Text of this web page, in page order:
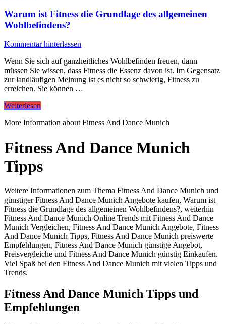
Warum ist Fitness die Grundlage des allgemeinen
Wohlbefindens?
Kommentar hinterlassen
Wenn Sie sich auf ganzheitliches Wohlbefinden freuen, dann
müssen Sie wissen, dass Fitness die Essenz davon ist. Im Gegensatz
zur landläufigen Meinung ist es nicht so schwierig, Fitness zu
erreichen. Sie können …
Weiterlesen
More Information about Fitness And Dance Munich
Fitness And Dance Munich
Tipps
Weitere Informationen zum Thema Fitness And Dance Munich und
günstiger Fitness And Dance Munich Angebote kaufen, Warum ist
Fitness die Grundlage des allgemeinen Wohlbefindens?, weiterhin
Fitness And Dance Munich Online Trends mit Fitness And Dance
Munich Vergleichen, Fitness And Dance Munich Angebote, Fitness
And Dance Munich Tipps, Fitness And Dance Munich preiswerte
Empfehlungen, Fitness And Dance Munich günstige Angebot,
Preisvergleiche und Fitness And Dance Munich günstig Einkaufen.
Viel Spaß bei den Fitness And Dance Munich mit vielen Tipps und
Trends.
Fitness And Dance Munich Tipps und
Empfehlungen